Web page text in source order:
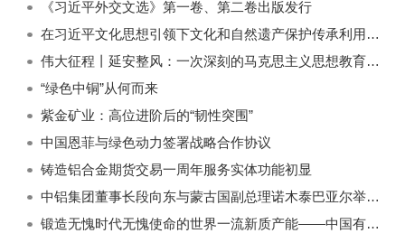
《习近平外交文选》第一卷、第二卷出版发行
在习近平文化思想引领下文化和自然遗产保护传承利用工作开创新局面
伟大征程丨延安整风：一次深刻的马克思主义思想教育运动
“绿色中铜”从何而来
紫金矿业：高位进阶后的“韧性突围”
中国恩菲与绿色动力签署战略合作协议
铸造铝合金期货交易一周年服务实体功能初显
中铝集团董事长段向东与蒙古国副总理诺木泰巴亚尔举行会谈
锻造无愧时代无愧使命的世界一流新质产能——中国有色金属工业的战略应对与破局之道（二）